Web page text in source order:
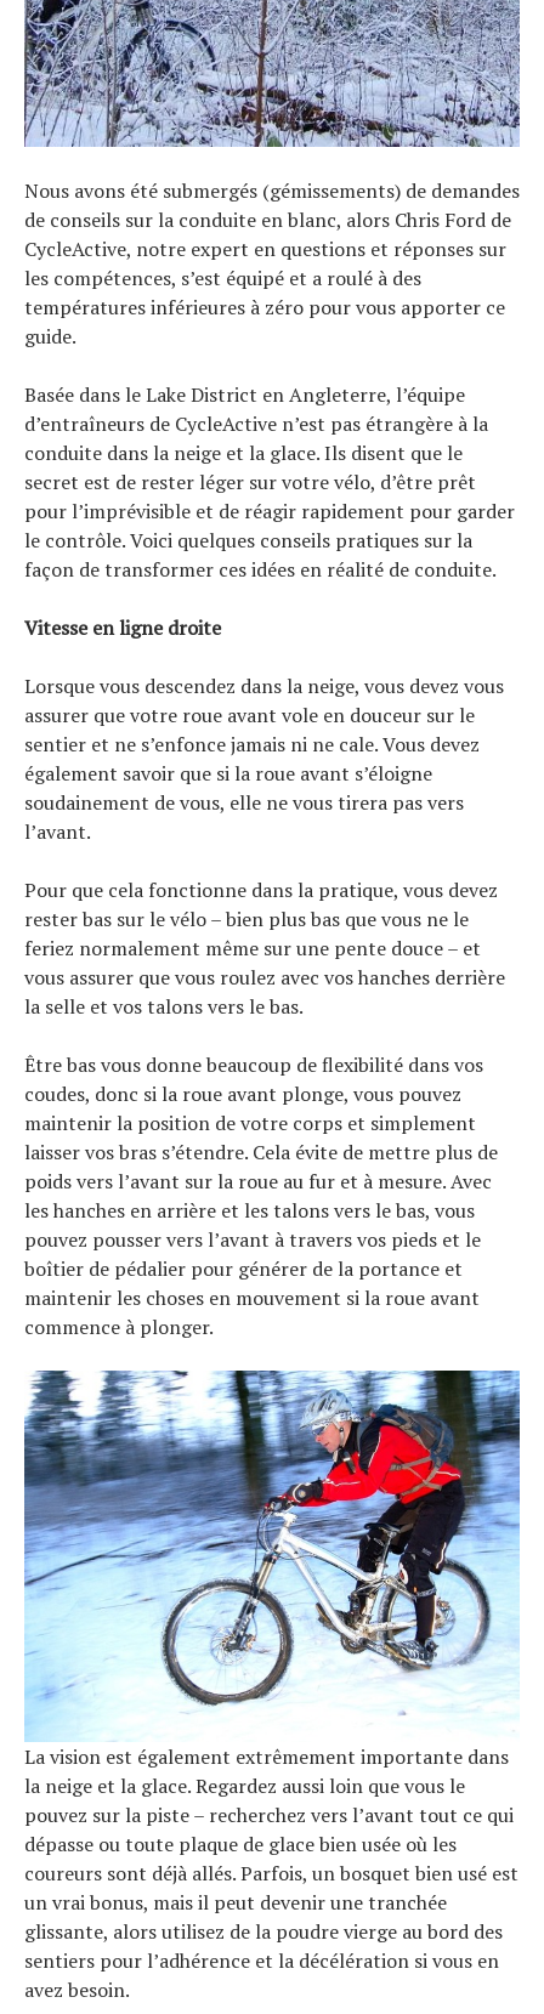
Nous avons été submergés (gémissements) de demandes
de conseils sur la conduite en blanc, alors Chris Ford de
CycleActive, notre expert en questions et réponses sur
les compétences, s’est équipé et a roulé à des
températures inférieures à zéro pour vous apporter ce
guide.
Basée dans le Lake District en Angleterre, l’équipe
d’entraîneurs de CycleActive n’est pas étrangère à la
conduite dans la neige et la glace. Ils disent que le
secret est de rester léger sur votre vélo, d’être prêt
pour l’imprévisible et de réagir rapidement pour garder
le contrôle. Voici quelques conseils pratiques sur la
façon de transformer ces idées en réalité de conduite.
Vitesse en ligne droite
Lorsque vous descendez dans la neige, vous devez vous
assurer que votre roue avant vole en douceur sur le
sentier et ne s’enfonce jamais ni ne cale. Vous devez
également savoir que si la roue avant s’éloigne
soudainement de vous, elle ne vous tirera pas vers
l’avant.
Pour que cela fonctionne dans la pratique, vous devez
rester bas sur le vélo – bien plus bas que vous ne le
feriez normalement même sur une pente douce – et
vous assurer que vous roulez avec vos hanches derrière
la selle et vos talons vers le bas.
Être bas vous donne beaucoup de flexibilité dans vos
coudes, donc si la roue avant plonge, vous pouvez
maintenir la position de votre corps et simplement
laisser vos bras s’étendre. Cela évite de mettre plus de
poids vers l’avant sur la roue au fur et à mesure. Avec
les hanches en arrière et les talons vers le bas, vous
pouvez pousser vers l’avant à travers vos pieds et le
boîtier de pédalier pour générer de la portance et
maintenir les choses en mouvement si la roue avant
commence à plonger.
La vision est également extrêmement importante dans
la neige et la glace. Regardez aussi loin que vous le
pouvez sur la piste – recherchez vers l’avant tout ce qui
dépasse ou toute plaque de glace bien usée où les
coureurs sont déjà allés. Parfois, un bosquet bien usé est
un vrai bonus, mais il peut devenir une tranchée
glissante, alors utilisez de la poudre vierge au bord des
sentiers pour l’adhérence et la décélération si vous en
avez besoin.